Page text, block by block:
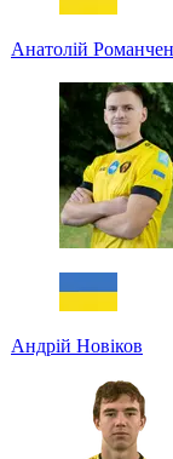
Анатолій
Андрій Новіков